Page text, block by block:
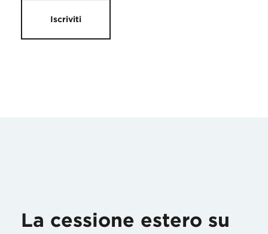
Iscriviti
La cessione estero su